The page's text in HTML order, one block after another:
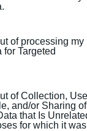
click to grant or
party tags to use
of processing my
for Targeted
of Collection,
and/or Sharing of
that Is
for which it was